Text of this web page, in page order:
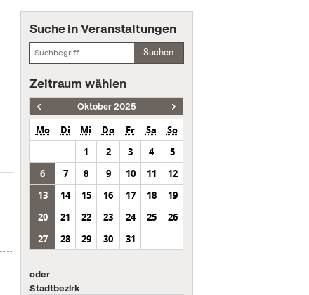
Suche in Veranstaltungen
Suchen
Zeitraum wählen
Oktober 2025
Mo Di Mi Do Fr Sa
So
1
2 3 4
5
6
7 8 9 10 11
12
13
14 15 16 17 18
19
20
21 22 23 24 25
26
27
28 29 30 31
oder
Stadtbezirk